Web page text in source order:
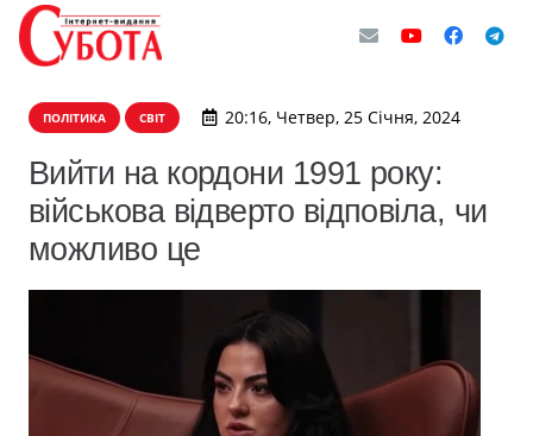
ПОЛІТИКА СВІТ 20:16, Четвер, 25 Січня, 2024
Вийти на кордони 1991 року:
військова відверто відповіла, чи
можливо це